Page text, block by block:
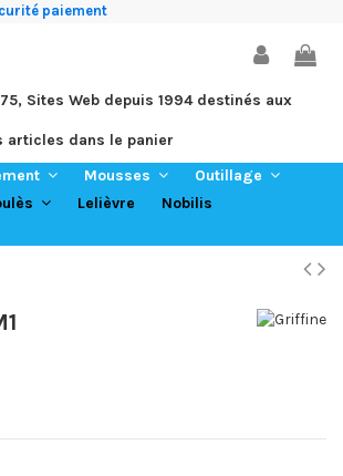
paiement
Sites Web depuis 1994 destinés aux
articles dans le panier
Mousses
Outillage
Lelièvre
Nobilis